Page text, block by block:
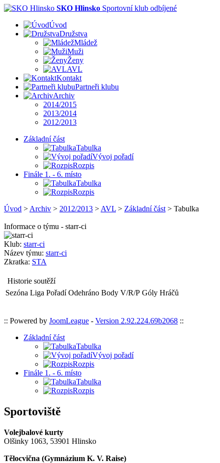
SKO Hlinsko Sportovní klub odbíjené
Úvod
Družstva
Mládež
Muži
Ženy
AVL
Kontakt
Partneři klubu
Archiv
2014/2015
2013/2014
2012/2013
Základní část
Tabulka
Vývoj pořadí
Rozpis
Finále 1. - 6. místo
Tabulka
Rozpis
Úvod > Archiv > 2012/2013 > AVL > Základní část > Tabulka
Informace o týmu - starr-ci
Klub: starr-ci
Název týmu: starr-ci
Zkratka: STA
Historie soutěží
Sezóna Liga Pořadí Odehráno Body V/R/P Góly Hráčů
:: Powered by JoomLeague - Version 2.92.224.69b2068 ::
Základní část
Tabulka
Vývoj pořadí
Rozpis
Finále 1. - 6. místo
Tabulka
Rozpis
Sportoviště
Volejbalové kurty
Olšinky 1063, 53901 Hlinsko
Tělocvična (Gymnázium K. V. Raise)